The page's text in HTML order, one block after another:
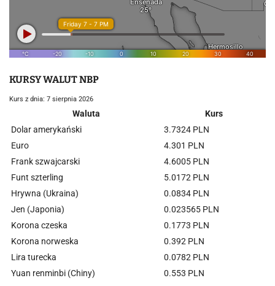
KURSY WALUT NBP
Kurs z dnia: 7 sierpnia 2026
Waluta
Kurs
Dolar amerykański
3.7324 PLN
Euro
4.301 PLN
Frank szwajcarski
4.6005 PLN
Funt szterling
5.0172 PLN
Hrywna (Ukraina)
0.0834 PLN
Jen (Japonia)
0.023565 PLN
Korona czeska
0.1773 PLN
Korona norweska
0.392 PLN
Lira turecka
0.0782 PLN
Yuan renminbi (Chiny)
0.553 PLN